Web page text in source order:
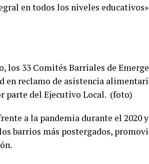
en todos los niveles
33 Comités Barriales de
reclamo de asistencia
parte del Ejecutivo Local. (foto)
a la pandemia durante el 2020
barrios más postergados,